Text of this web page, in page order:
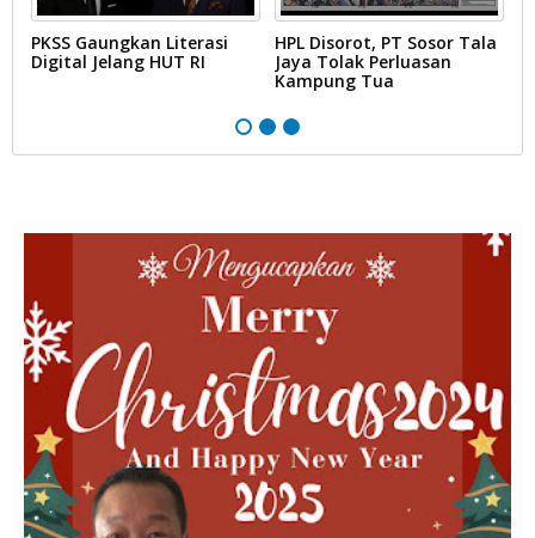
PKSS Gaungkan Literasi
Digital Jelang HUT RI
HPL Disorot, PT Sosor Tala
Jaya Tolak Perluasan
Kampung Tua